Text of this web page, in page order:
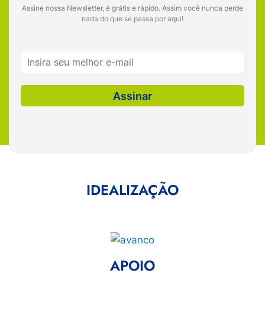
Assine nossa Newsletter, é grátis e rápido. Assim você nunca perde
nada do que se passa por aqui!
IDEALIZAÇÃO
APOIO